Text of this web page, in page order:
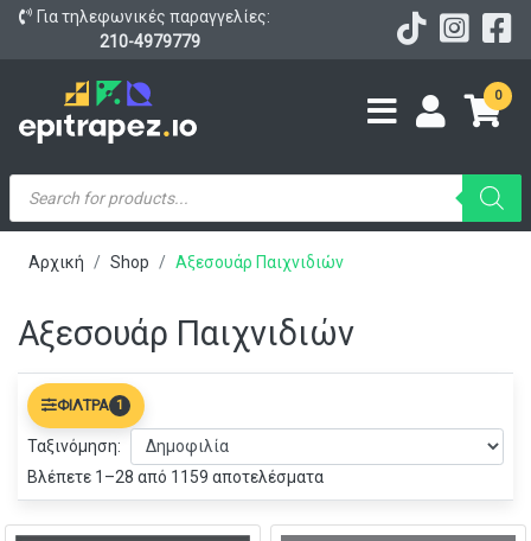
Για τηλεφωνικές παραγγελίες:
210-4979779
0
Products
search
Αρχική Shop Αξεσουάρ Παιχνιδιών
Αξεσουάρ Παιχνιδιών
Βλέπετε 1–28 από 1159 αποτελέσματα
ΦΊΛΤΡΑ 1
Ταξινόμηση: